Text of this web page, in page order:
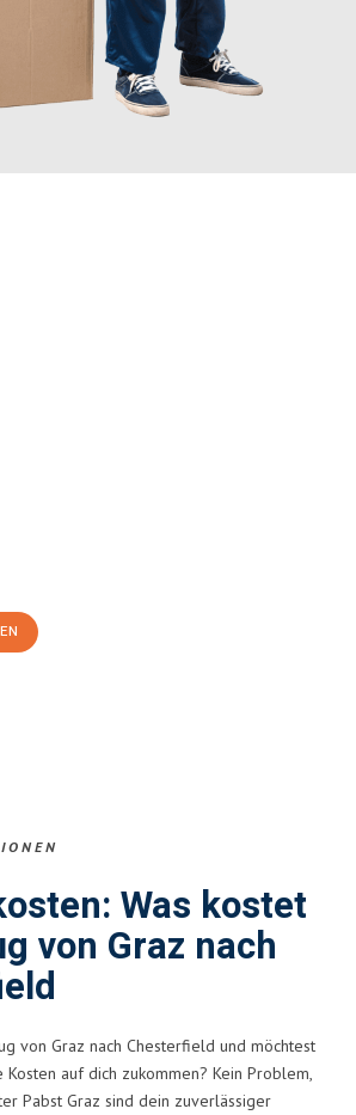
Was kostet
von Graz nach
von Graz nach Chesterfield und möchtest
auf dich zukommen? Kein Problem,
Pabst Graz sind dein zuverlässiger